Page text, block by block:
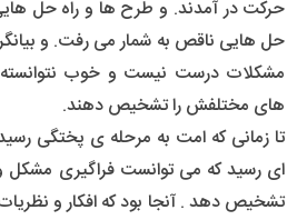
حرکت در آمدند. و طرح ها و راه حل هایی
حل هایی ناقص به شمار می رفت. و بیانگر
مشکلات درست نیست و خوب نتوانسته
های مختلفش را تشخیص دهند.
تا زمانی که امت به مرحله ی پختگی
ای رسید که می توانست فراگیری مشکل
تشخیص دهد . آنجا بود که افکار و